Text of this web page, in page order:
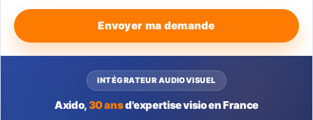
Envoyer ma demande
INTÉGRATEUR AUDIOVISUEL
Axido,30 ansd'expertise visio en France